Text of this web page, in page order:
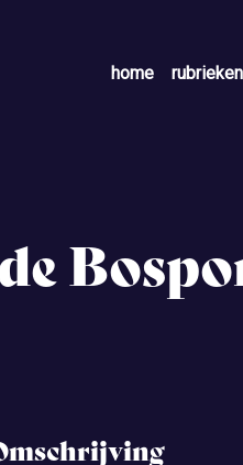
home rubrieken